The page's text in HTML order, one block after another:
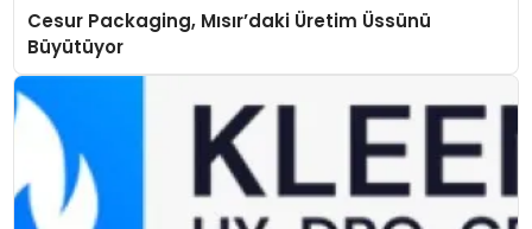
Cesur Packaging, Mısır’daki Üretim Üssünü
Büyütüyor